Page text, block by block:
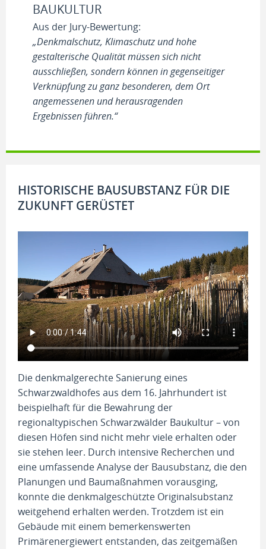
BAUKULTUR
Aus der Jury-Bewertung:
„Denkmalschutz, Klimaschutz und hohe
gestalterische Qualität müssen sich nicht
ausschließen, sondern können in gegenseitiger
Verknüpfung zu ganz besonderen, dem Ort
angemessenen und herausragenden
Ergebnissen führen.“
HISTORISCHE BAUSUBSTANZ FÜR DIE
ZUKUNFT GERÜSTET
Die denkmalgerechte Sanierung eines
Schwarzwaldhofes aus dem 16. Jahrhundert ist
beispielhaft für die Bewahrung der
regionaltypischen Schwarzwälder Baukultur – von
diesen Höfen sind nicht mehr viele erhalten oder
sie stehen leer. Durch intensive Recherchen und
eine umfassende Analyse der Bausubstanz, die den
Planungen und Baumaßnahmen vorausging,
konnte die denkmalgeschützte Originalsubstanz
weitgehend erhalten werden. Trotzdem ist ein
Gebäude mit einem bemerkenswerten
Primärenergiewert entstanden, das zeitgemäßen